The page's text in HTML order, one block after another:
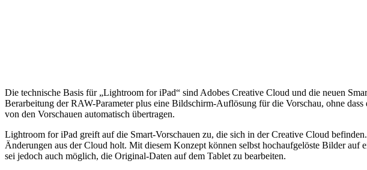
Die technische Basis für „Lightroom for iPad“ sind Adobes Creative Cloud und die neuen
Berarbeitung der RAW-Parameter plus eine Bildschirm-Auflösung für die Vorschau, ohne
von den Vorschauen automatisch übertragen.
Lightroom for iPad greift auf die Smart-Vorschauen zu, die sich in der Creative Cloud
Änderungen aus der Cloud holt. Mit diesem Konzept können selbst hochaufgelöste Bilder
sei jedoch auch möglich, die Original-Daten auf dem Tablet zu bearbeiten.